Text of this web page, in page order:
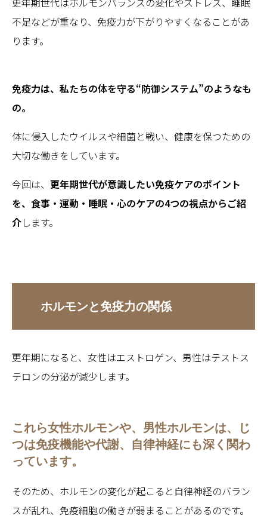
不足などが重なり、免疫力が下がりやすくなることがあ
ります。
免疫力は、私たちの体を守る“防御システム”のようなも
の。
体に侵入したウイルスや細菌と戦い、健康を保つための
大切な働きをしています。
今回は、 更年期世代が意識したい免疫ケアのポイント
を、食事・運動・睡眠・心のケアの4つの視点からご紹
介します。
ホルモンと免疫力の関係
更年期になると、女性はエストロゲン、男性はテストス
テロンの分泌が減少します。
これら女性ホルモンや、男性ホルモンは、じ
つは免疫機能や代謝、自律神経にも深く関わ
っています。
そのため、ホルモンの変化が起こると自律神経のバラン
スが乱れ、免疫細胞の働きが弱まることがあるのです。